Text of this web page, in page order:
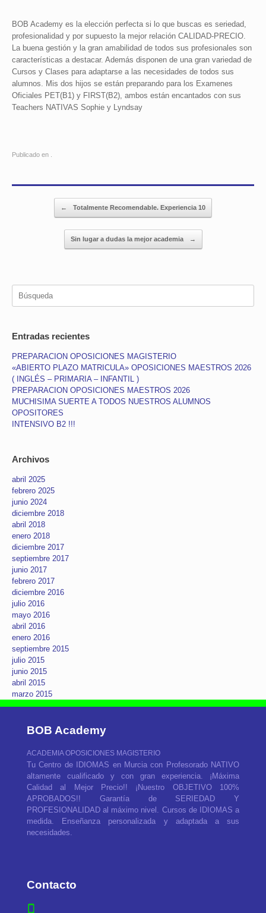
BOB Academy es la elección perfecta si lo que buscas es seriedad,
profesionalidad y por supuesto la mejor relación CALIDAD-PRECIO.
La buena gestión y la gran amabilidad de todos sus profesionales son
características a destacar. Además disponen de una gran variedad de
Cursos y Clases para adaptarse a las necesidades de todos sus
alumnos. Mis dos hijos se están preparando para los Examenes
Oficiales PET(B1) y FIRST(B2), ambos están encantados con sus
Teachers NATIVAS Sophie y Lyndsay
Publicado en .
Navegador de artículos
← Totalmente Recomendable. Experiencia 10
Sin lugar a dudas la mejor academia →
Búsqueda
Entradas recientes
PREPARACION OPOSICIONES MAGISTERIO
«ABIERTO PLAZO MATRICULA» OPOSICIONES MAESTROS 2026
( INGLÉS – PRIMARIA – INFANTIL )
PREPARACION OPOSICIONES MAESTROS 2026
MUCHISIMA SUERTE A TODOS NUESTROS ALUMNOS
OPOSITORES
INTENSIVO B2 !!!
Archivos
abril 2025
febrero 2025
junio 2024
diciembre 2018
abril 2018
enero 2018
diciembre 2017
septiembre 2017
junio 2017
febrero 2017
diciembre 2016
julio 2016
mayo 2016
abril 2016
enero 2016
septiembre 2015
julio 2015
junio 2015
abril 2015
marzo 2015
BOB Academy
ACADEMIA OPOSICIONES MAGISTERIO
Tu Centro de IDIOMAS en Murcia con Profesorado NATIVO
altamente cualificado y con gran experiencia. ¡Máxima
Calidad al Mejor Precio!! ¡Nuestro OBJETIVO 100%
APROBADOS!! Garantía de SERIEDAD Y
PROFESIONALIDAD al máximo nivel. Cursos de IDIOMAS a
medida. Enseñanza personalizada y adaptada a sus
necesidades.
Contacto